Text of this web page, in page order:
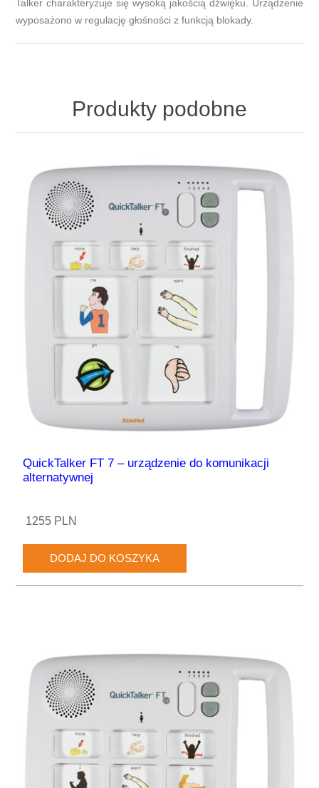
Talker charakteryzuje się wysoką jakością dźwięku. Urządzenie
wyposażono w regulację głośności z funkcją blokady.
Produkty podobne
QuickTalker FT 7 – urządzenie do komunikacji
alternatywnej
1255 PLN